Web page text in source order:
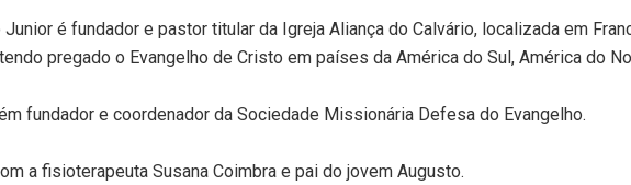
Junior é fundador e pastor titular da Igreja Aliança do Calvário, localizada em
pregado o Evangelho de Cristo em países da América do Sul, América do
fundador e coordenador da Sociedade Missionária Defesa do Evangelho.
a fisioterapeuta Susana Coimbra e pai do jovem Augusto.